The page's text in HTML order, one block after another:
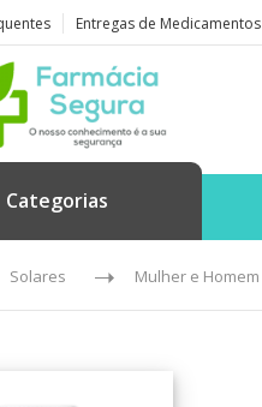
Entregas de Medicamentos
Categorias
Solares Mulher e Homem